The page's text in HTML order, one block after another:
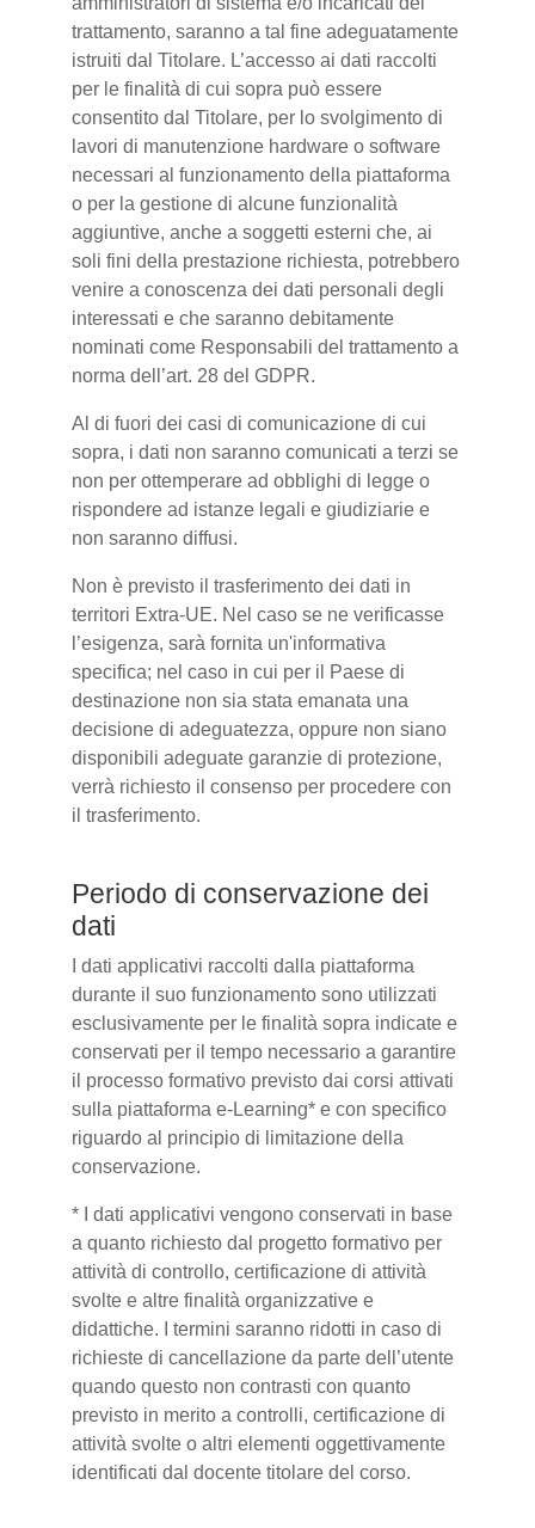
trattamento, saranno a tal fine adeguatamente
istruiti dal Titolare. L’accesso ai dati raccolti
per le finalità di cui sopra può essere
consentito dal Titolare, per lo svolgimento di
lavori di manutenzione hardware o software
necessari al funzionamento della piattaforma
o per la gestione di alcune funzionalità
aggiuntive, anche a soggetti esterni che, ai
soli fini della prestazione richiesta, potrebbero
venire a conoscenza dei dati personali degli
interessati e che saranno debitamente
nominati come Responsabili del trattamento a
norma dell’art. 28 del GDPR.
Al di fuori dei casi di comunicazione di cui
sopra, i dati non saranno comunicati a terzi se
non per ottemperare ad obblighi di legge o
rispondere ad istanze legali e giudiziarie e
non saranno diffusi.
Non è previsto il trasferimento dei dati in
territori Extra-UE. Nel caso se ne verificasse
l’esigenza, sarà fornita un'informativa
specifica; nel caso in cui per il Paese di
destinazione non sia stata emanata una
decisione di adeguatezza, oppure non siano
disponibili adeguate garanzie di protezione,
verrà richiesto il consenso per procedere con
il trasferimento.
Periodo di conservazione dei
dati
I dati applicativi raccolti dalla piattaforma
durante il suo funzionamento sono utilizzati
esclusivamente per le finalità sopra indicate e
conservati per il tempo necessario a garantire
il processo formativo previsto dai corsi attivati
sulla piattaforma e-Learning* e con specifico
riguardo al principio di limitazione della
conservazione.
* I dati applicativi vengono conservati in base
a quanto richiesto dal progetto formativo per
attività di controllo, certificazione di attività
svolte e altre finalità organizzative e
didattiche. I termini saranno ridotti in caso di
richieste di cancellazione da parte dell’utente
quando questo non contrasti con quanto
previsto in merito a controlli, certificazione di
attività svolte o altri elementi oggettivamente
identificati dal docente titolare del corso.